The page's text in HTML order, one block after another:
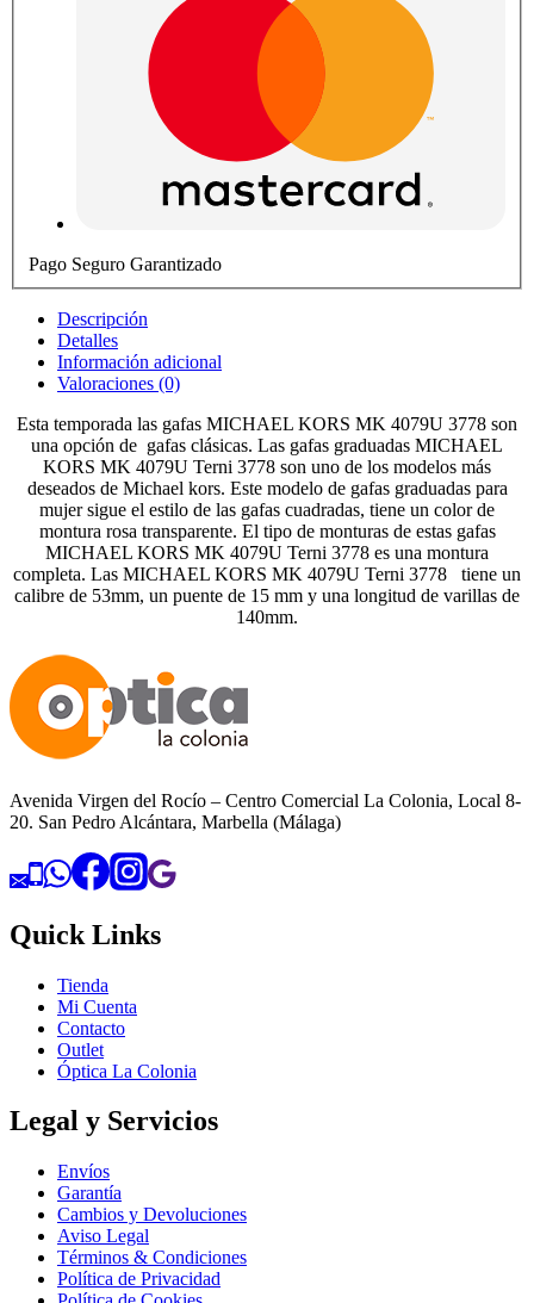
Pago Seguro Garantizado
Descripción
Detalles
Información adicional
Valoraciones (0)
Esta temporada las gafas MICHAEL KORS MK 4079U 3778 son
una opción de gafas clásicas. Las gafas graduadas MICHAEL
KORS MK 4079U Terni 3778 son uno de los modelos más
deseados de Michael kors. Este modelo de gafas graduadas para
mujer sigue el estilo de las gafas cuadradas, tiene un color de
montura rosa transparente. El tipo de monturas de estas gafas
MICHAEL KORS MK 4079U Terni 3778 es una montura
completa. Las MICHAEL KORS MK 4079U Terni 3778 tiene un
calibre de 53mm, un puente de 15 mm y una longitud de varillas de
140mm.
Avenida Virgen del Rocío – Centro Comercial La Colonia, Local 8-
20. San Pedro Alcántara, Marbella (Málaga)
Quick Links
Tienda
Mi Cuenta
Contacto
Outlet
Óptica La Colonia
Legal y Servicios
Envíos
Garantía
Cambios y Devoluciones
Aviso Legal
Términos & Condiciones
Política de Privacidad